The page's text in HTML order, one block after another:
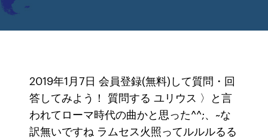
2019年1月7日 会員登録(無料)して質問・回
答してみよう！ 質問する ユリウス 〉と言
われてローマ時代の曲かと思った^^;、~な
訳無いですね ラムセス火照ってルルルるる